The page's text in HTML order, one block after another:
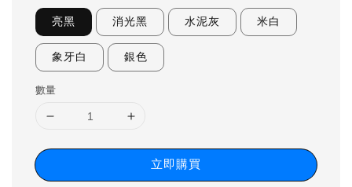
亮黑 消光黑 水泥灰 米白
象牙白 銀色
數量
立即購買